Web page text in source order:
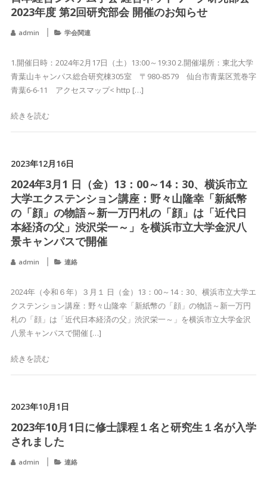
2023年度 第2回研究部会 開催のお知らせ
admin 学会関連
1.開催日時：2024年2月17日（土）13:00～19:30 2.開催場所：東北大学
青葉山キャンパス総合研究棟305室 〒980-8579 仙台市青葉区荒巻字
青葉6-6-11 アクセスマップ< http […]
続きを読む
2023年12月16日
2024年3月1 日（金）13：00～14：30、横浜市立
大学エクステンション講座：野々山隆幸「新紙幣
の「顔」の物語～新一万円札の「顔」は「近代日
本経済の父」渋沢栄一～」を横浜市立大学金沢八
景キャンパスで開催
admin 連絡
2024年（令和６年）３月１ 日（金）13：00～14：30、横浜市立大学エ
クステンション講座：野々山隆幸「新紙幣の「顔」の物語～新一万円
札の「顔」は「近代日本経済の父」渋沢栄一～」を横浜市立大学金沢
八景キャンパスで開催 […]
続きを読む
2023年10月1日
2023年10月1日に修士課程１名と研究生１名が入学
されました
admin 連絡